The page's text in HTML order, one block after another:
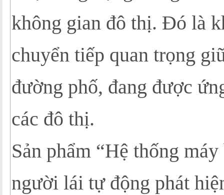
không gian đô thị. Đó là
chuyển tiếp quan trọng
đường phố, đang được
các đô thị.
Sản phẩm “Hệ thống
người lái tự động phát